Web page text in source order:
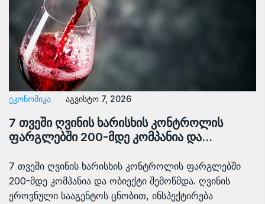
ᲔᲙᲝᲜᲝᲛᲘᲙᲐ აგვისტო 7, 2026
7 თვეში ღვინის ხარისხის კონტროლის
ფარგლებში 200-მდე კომპანია და…
7 თვეში ღვინის ხარისხის კონტროლის ფარგლებში
200-მდე კომპანია და ობიექტი შემოწმდა. ღვინის
ეროვნული სააგენტოს ცნობით, ინსპექტირება